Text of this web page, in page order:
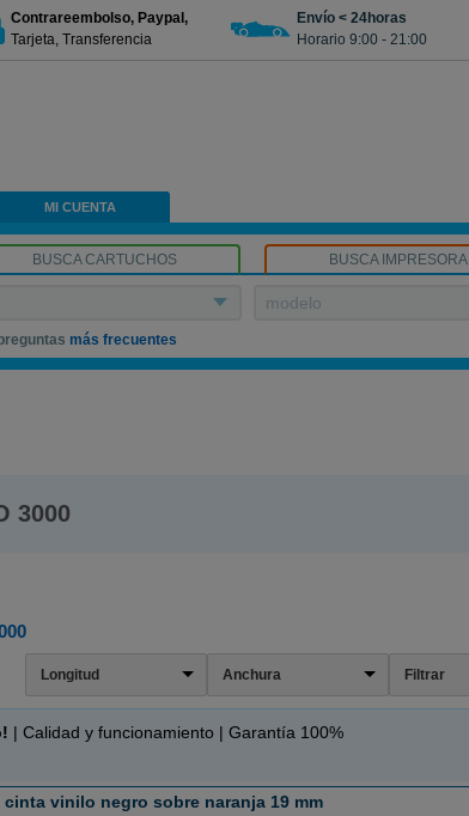
Contrareembolso, Paypal,
Tarjeta, Transferencia
Envío < 24horas
Horario 9:00 - 21:00
MI CUENTA
BUSCA CARTUCHOS BUSCA IMPRESORA
modelo
más frecuentes
3000
Filtrar
Anchura
Longitud
| Calidad y funcionamiento | Garantía 100%
cinta vinilo negro sobre naranja 19 mm